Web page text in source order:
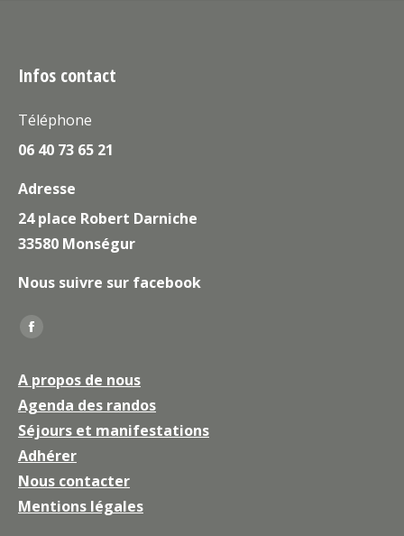
Infos contact
Téléphone
06 40 73 65 21
Adresse
24 place Robert Darniche
33580 Monségur
Nous suivre sur facebook
Trouvez nous sur :
La
Facebook
s'ouvre
dans
une
nouvelle
fenêtre
A propos de nous
Agenda des randos
Séjours et manifestations
Adhérer
Nous contacter
Mentions légales